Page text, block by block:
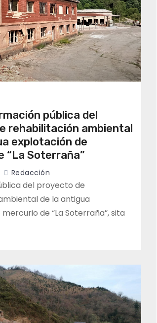
pública del
rehabilitación ambiental
explotación de
“La Soterraña”
Redacción
del proyecto de
de la antigua
de “La Soterraña”, sita